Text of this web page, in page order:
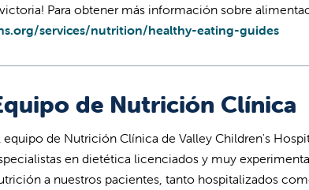
Para obtener más información sobre
services/nutrition/healthy-eating-guides
de Nutrición Clínica
equipo de Nutrición Clínica de Valley Children's
en dietética licenciados y muy
a nuestros pacientes, tanto hospitalizados